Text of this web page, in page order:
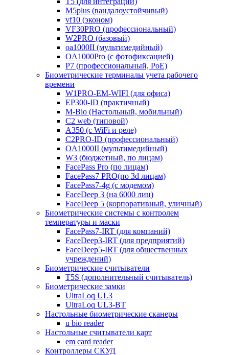
M5plus (вандалоустойчивый)
vf10 (эконом)
VF30PRO (профессиональный)
W2PRO (базовый)
oa1000II (мультимедийный)
OA1000Pro (с фотофиксацией)
P7 (профессиональный, PoE)
Биометрические терминалы учета рабочего
времени
W1PRO-EM-WIFI (для офиса)
EP300-ID (практичный)
M-Bio (Настольный, мобильный)
С2 web (типовой)
A350 (с WiFi и реле)
C2PRO-ID (профессиональный)
OA1000II (мультимедийный)
W3 (бюджетный, по лицам)
FacePass Pro (по лицам)
FacePass7 PRO(по 3d лицам)
FacePass7-4g (с модемом)
FaceDeep 3 (на 6000 лиц)
FaceDeep 5 (корпоративный, уличный)
Биометрические системы с контролем
температуры и маски
FacePass7-IRT (для компаний)
FaceDeep3-IRT (для предприятий)
FaceDeep5-IRT (для общественных
учреждений)
Биометрические считыватели
T5S (дополнительный считыватель)
Биометрические замки
UltraLoq UL3
UltraLoq UL3-BT
Настольные биометрические сканеры
u bio reader
Настольные считыватели карт
em card reader
Контроллеры СКУД